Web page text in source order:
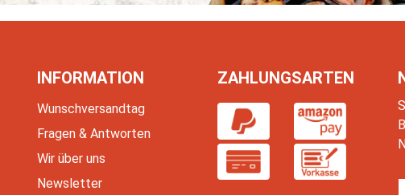
INFORMATION
Wunschversandtag
Fragen & Antworten
Wir über uns
Newsletter
ZAHLUNGSARTEN